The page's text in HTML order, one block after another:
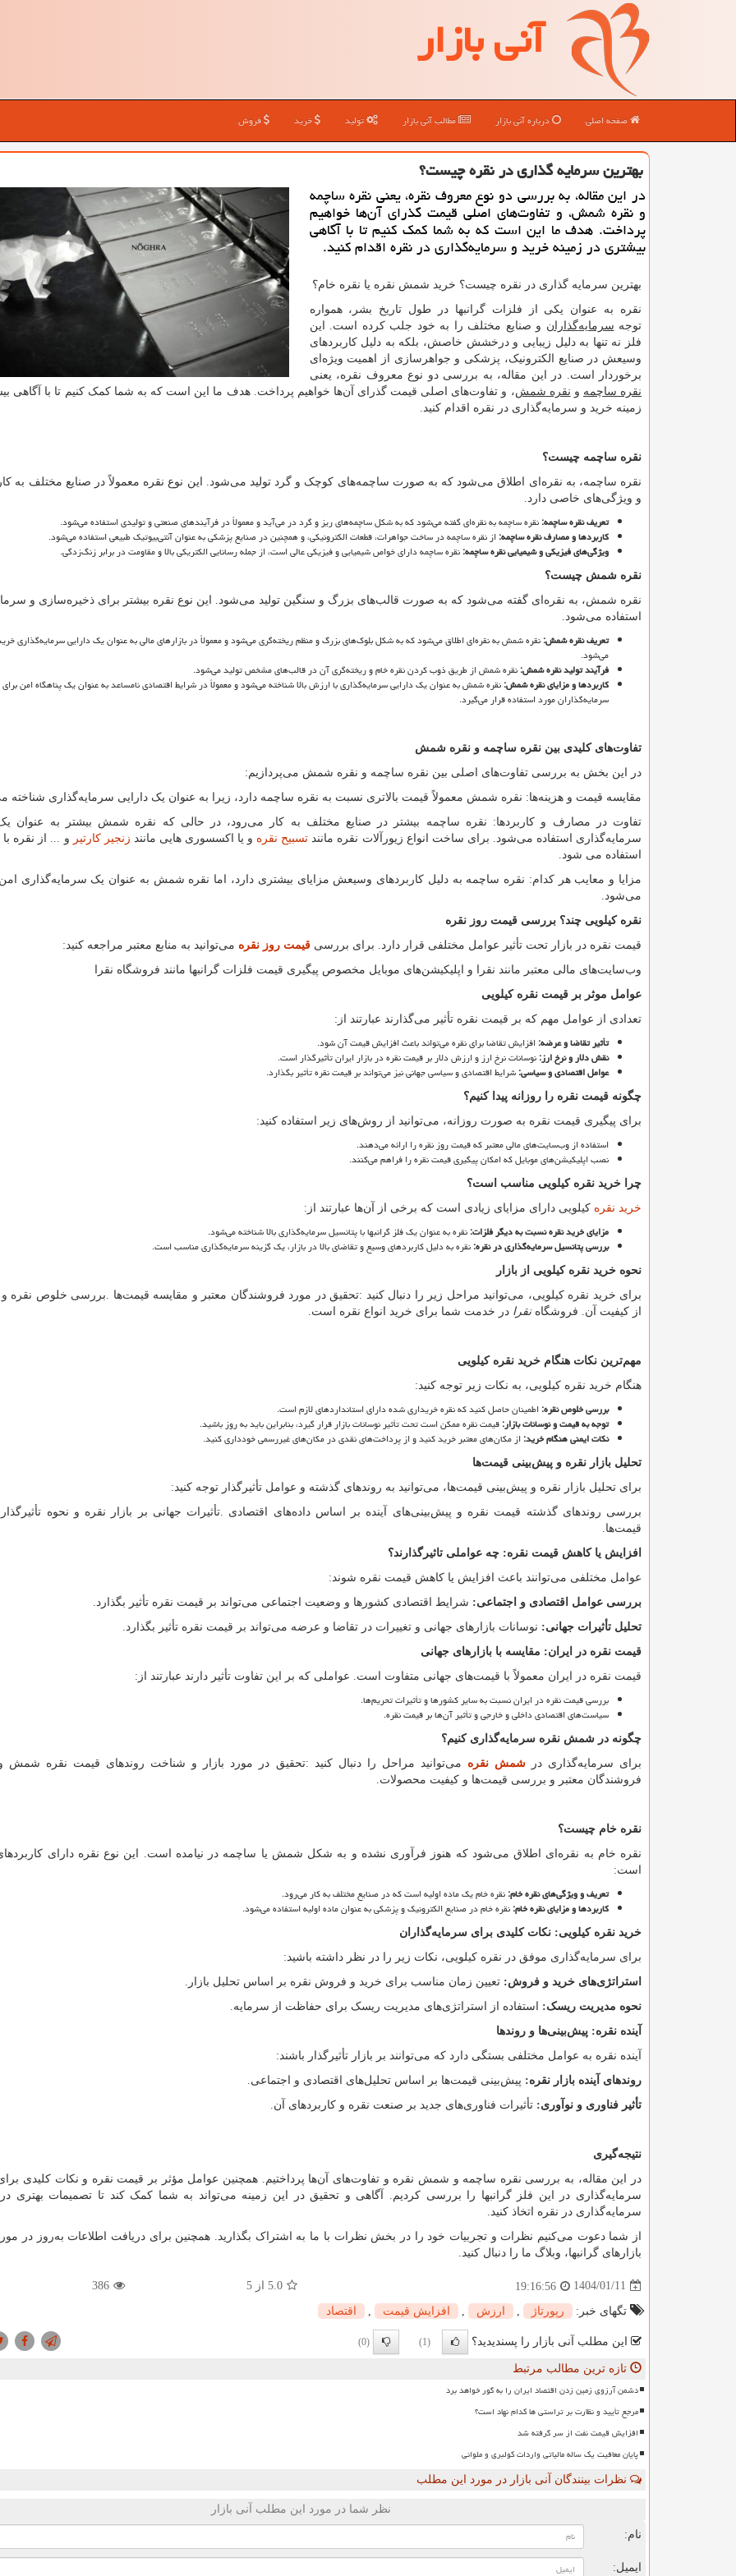
آنی بازار
صفحه اصلی درباره آنی بازار مطالب آنی بازار تولید خرید فروش
بهترین سرمایه گذاری در نقره چیست؟
در این مقاله، به بررسی دو نوع معروف نقره، یعنی نقره ساچمه
و نقره شمش، و تفاوت‌های اصلی قیمت گذرای آن‌ها خواهیم
پرداخت. هدف ما این است که به شما کمک کنیم تا با آگاهی
بیشتری در زمینه خرید و سرمایه‌گذاری در نقره اقدام کنید.
بهترین سرمایه گذاری در نقره چیست؟ خرید شمش نقره یا نقره خام؟
نقره به عنوان یکی از فلزات گرانبها در طول تاریخ بشر، همواره
توجه سرمایهگذاران و صنایع مختلف را به خود جلب کرده است. این
فلز نه تنها به دلیل زیبایی و درخشش خاصش، بلکه به دلیل کاربردهای
وسیعش در صنایع الکترونیک، پزشکی و جواهرسازی از اهمیت ویژه ای
برخوردار است. در این مقاله، به بررسی دو نوع معروف نقره، یعنی
نقره ساچمه و نقره شمش، و تفاوتهای اصلی قیمت گذرای آنها خواهیم پرداخت. هدف ما این است که به شما کمک کنیم تا با آگاهی
زمینه خرید و سرمایهگذاری در نقره اقدام کنید.
نقره ساچمه چیست؟
نقره ساچمه، به نقره ای اطلاق میشود که به صورت ساچمههای کوچک و گرد تولید میشود. این نوع نقره معمولاً در صنایع مختلف به
و ویژگیهای خاصی دارد.
تعریف نقره ساچمه:نقره ساچمه به نقرهای گفته میشود که به شکل ساچمههای ریز و گرد در میآید و معمولاً در فرآیندهای صنعتی و تولیدی استفاده میشود.
کاربردها و مصارف نقره ساچمه:از نقره ساچمه در ساخت جواهرات، قطعات الکترونیکی، و همچنین در صنایع پزشکی به عنوان آنتیبیوتیک طبیعی استفاده میشود.
ویژگیهای فیزیکی و شیمیایی نقره ساچمه:نقره ساچمه دارای خواص شیمیایی و فیزیکی عالی است، از جمله رسانایی الکتریکی بالا و مقاومت در برابر زنگزدگی.
نقره شمش چیست؟
نقره شمش، به نقره ای گفته میشود که به صورت قالبهای بزرگ و سنگین تولید میشود. این نوع نقره بیشتر برای ذخیرهسازی و
استفاده میشود.
تعریف نقره شمش:نقره شمش به نقرهای اطلاق میشود که به شکل بلوکهای بزرگ و منظم ریختهگری میشود و معمولاً در بازارهای مالی به عنوان یک دارایی سرمایهگذاری
میشود.
فرآیند تولید نقره شمش:نقره شمش از طریق ذوب کردن نقره خام و ریختهگری آن در قالبهای مشخص تولید میشود.
کاربردها و مزایای نقره شمش:نقره شمش به عنوان یک دارایی سرمایهگذاری با ارزش بالا شناخته میشود و معمولاً در شرایط اقتصادی نامساعد به عنوان یک پناهگاه امن برای
سرمایهگذاران مورد استفاده قرار میگیرد.
تفاوتهای کلیدی بین نقره ساچمه و نقره شمش
در این بخش به بررسی تفاوتهای اصلی بین نقره ساچمه و نقره شمش میپردازیم:
مقایسه قیمت و هزینهها: نقره شمش معمولاً قیمت بالاتری نسبت به نقره ساچمه دارد، زیرا به عنوان یک دارایی سرمایهگذاری شناخته
تفاوت در مصارف و کاربردها: نقره ساچمه بیشتر در صنایع مختلف به کار میرود، در حالی که نقره شمش بیشتر به عنوان یک
سرمایهگذاری استفاده میشود. برای ساخت انواع زیورآلات نقره مانند تسبیح نقره و یا اکسسوری هایی مانند زنجیر کارتیر
استفاده می شود.
مزایا و معایب هر کدام: نقره ساچمه به دلیل کاربردهای وسیعش مزایای بیشتری دارد، اما نقره شمش به عنوان یک سرمایهگذاری
میشود.
نقره کیلویی چند؟ بررسی قیمت روز نقره
قیمت نقره در بازار تحت تأثیر عوامل مختلفی قرار دارد. برای بررسی قیمت روز نقره میتوانید به منابع معتبر مراجعه کنید:
وبسایتهای مالی معتبر مانند نقرا و اپلیکیشنهای موبایل مخصوص پیگیری قیمت فلزات گرانبها مانند فروشگاه نقرا
عوامل موثر بر قیمت نقره کیلویی
تعدادی از عوامل مهم که بر قیمت نقره تأثیر میگذارند عبارتند از:
تأثیر تقاضا و عرضه:افزایش تقاضا برای نقره میتواند باعث افزایش قیمت آن شود.
نقش دلار و نرخ ارز:نوسانات نرخ ارز و ارزش دلار بر قیمت نقره در بازار ایران تأثیرگذار است.
عوامل اقتصادی و سیاسی:شرایط اقتصادی و سیاسی جهانی نیز میتواند بر قیمت نقره تأثیر بگذارد.
چگونه قیمت نقره را روزانه پیدا کنیم؟
برای پیگیری قیمت نقره به صورت روزانه، میتوانید از روشهای زیر استفاده کنید:
استفاده از وبسایتهای مالی معتبر که قیمت روز نقره را ارائه میدهند.
نصب اپلیکیشنهای موبایل که امکان پیگیری قیمت نقره را فراهم میکنند.
چرا خرید نقره کیلویی مناسب است؟
خرید نقره کیلویی دارای مزایای زیادی است که برخی از آنها عبارتند از:
مزایای خرید نقره نسبت به دیگر فلزات:نقره به عنوان یک فلز گرانبها با پتانسیل سرمایهگذاری بالا شناخته میشود.
بررسی پتانسیل سرمایهگذاری در نقره:نقره به دلیل کاربردهای وسیع و تقاضای بالا در بازار، یک گزینه سرمایهگذاری مناسب است.
نحوه خرید نقره کیلویی از بازار
برای خرید نقره کیلویی، میتوانید مراحل زیر را دنبال کنید :تحقیق در مورد فروشندگان معتبر و مقایسه قیمتها .بررسی خلوص نقره و
از کیفیت آن. فروشگاهنقرا در خدمت شما برای خرید انواع نقره است.
مهمترین نکات هنگام خرید نقره کیلویی
هنگام خرید نقره کیلویی، به نکات زیر توجه کنید:
بررسی خلوص نقره:اطمینان حاصل کنید که نقره خریداری شده دارای استانداردهای لازم است.
توجه به قیمت و نوسانات بازار:قیمت نقره ممکن است تحت تأثیر نوسانات بازار قرار گیرد، بنابراین باید به روز باشید.
نکات ایمنی هنگام خرید:از مکانهای معتبر خرید کنید و از پرداختهای نقدی در مکانهای غیررسمی خودداری کنید.
تحلیل بازار نقره و پیشبینی قیمتها
برای تحلیل بازار نقره و پیشبینی قیمتها، میتوانید به روندهای گذشته و عوامل تأثیرگذار توجه کنید:
بررسی روندهای گذشته قیمت نقره و پیشبینیهای آینده بر اساس دادههای اقتصادی .تأثیرات جهانی بر بازار نقره و نحوه
قیمتها.
افزایش یا کاهش قیمت نقره: چه عواملی تاثیرگذارند؟
عوامل مختلفی میتوانند باعث افزایش یا کاهش قیمت نقره شوند:
بررسی عوامل اقتصادی و اجتماعی: شرایط اقتصادی کشورها و وضعیت اجتماعی میتواند بر قیمت نقره تأثیر بگذارد.
تحلیل تأثیرات جهانی: نوسانات بازارهای جهانی و تغییرات در تقاضا و عرضه میتواند بر قیمت نقره تأثیر بگذارد.
قیمت نقره در ایران: مقایسه با بازارهای جهانی
قیمت نقره در ایران معمولاً با قیمتهای جهانی متفاوت است. عواملی که بر این تفاوت تأثیر دارند عبارتند از:
بررسی قیمت نقره در ایران نسبت به سایر کشورها و تأثیرات تحریمها.
سیاستهای اقتصادی داخلی و خارجی و تأثیر آنها بر قیمت نقره.
چگونه در شمش نقره سرمایهگذاری کنیم؟
برای سرمایهگذاری درشمش نقره میتوانید مراحل را دنبال کنید :تحقیق در مورد بازار و شناخت روندهای قیمت نقره شمش و
فروشندگان معتبر و بررسی قیمتها و کیفیت محصولات.
نقره خام چیست؟
نقره خام به نقره ای اطلاق میشود که هنوز فرآوری نشده و به شکل شمش یا ساچمه در نیامده است. این نوع نقره دارای
است:
تعریف و ویژگیهای نقره خام:نقره خام یک ماده اولیه است که در صنایع مختلف به کار میرود.
کاربردها و مزایای نقره خام:نقره خام در صنایع الکترونیک و پزشکی به عنوان ماده اولیه استفاده میشود.
خرید نقره کیلویی: نکات کلیدی برای سرمایهگذاران
برای سرمایهگذاری موفق در نقره کیلویی، نکات زیر را در نظر داشته باشید:
استراتژیهای خرید و فروش: تعیین زمان مناسب برای خرید و فروش نقره بر اساس تحلیل بازار.
نحوه مدیریت ریسک: استفاده از استراتژیهای مدیریت ریسک برای حفاظت از سرمایه.
آینده نقره: پیشبینیها و روندها
آینده نقره به عوامل مختلفی بستگی دارد که میتوانند بر بازار تأثیرگذار باشند:
روندهای آینده بازار نقره: پیشبینی قیمتها بر اساس تحلیلهای اقتصادی و اجتماعی.
تأثیر فناوری و نوآوری: تأثیرات فناوریهای جدید بر صنعت نقره و کاربردهای آن.
نتیجهگیری
در این مقاله، به بررسی نقره ساچمه و شمش نقره و تفاوتهای آنها پرداختیم. همچنین عوامل مؤثر بر قیمت نقره و نکات کلیدی
سرمایهگذاری در این فلز گرانبها را بررسی کردیم. آگاهی و تحقیق در این زمینه میتواند به شما کمک کند تا تصمیمات بهتری
سرمایهگذاری در نقره اتخاذ کنید.
از شما دعوت میکنیم نظرات و تجربیات خود را در بخش نظرات با ما به اشتراک بگذارید. همچنین برای دریافت اطلاعات بهروز در
بازارهای گرانبها، وبلاگ ما را دنبال کنید.
1404/01/11
19:16:56
5.0 از 5 386
تگهای خبر: رپورتاژ ارزش افزایش قیمت اقتصاد
این مطلب آنی بازار را پسندیدید؟ (1)
(0)
تازه ترین مطالب مرتبط
دشمن آرزوی زمین زدن اقتصاد ایران را به گور خواهد برد
مرجع تأیید و نظارت بر تراستی ها کدام نهاد است؟
افزایش قیمت نفت از سر گرفته شد
پایان معافیت یک ساله مالیاتی واردات کولبری و ملوانی
نظرات بینندگان آنی بازار در مورد این مطلب
نظر شما در مورد این مطلب آنی بازار
نام:
ایمیل: